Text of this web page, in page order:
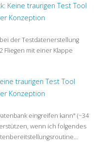
Keine traurigen Test Tool
Konzeption
bei der Testdatenerstellung
Fliegen mit einer Klappe
traurigen Test Tool
Konzeption
eingreifen kann" (~34
wenn ich folgendes